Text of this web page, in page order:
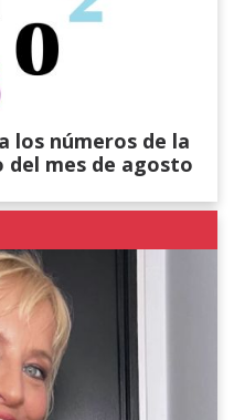
los números de la
mes de agosto